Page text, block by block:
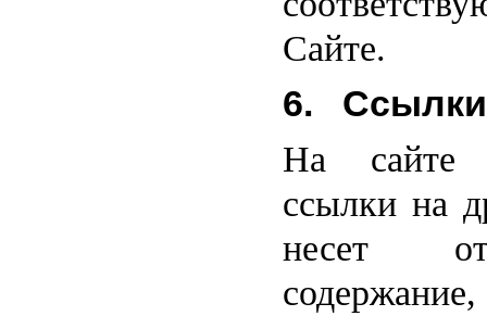
Сайте.
6. Ссылки
На сайте
ссылки на
несет